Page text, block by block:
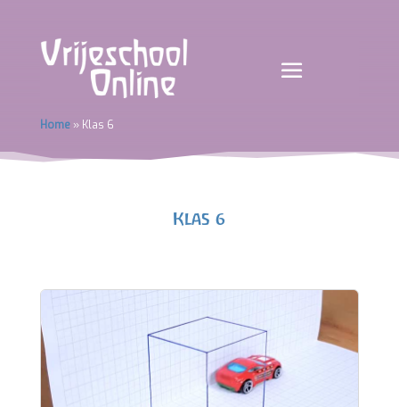
Home» Klas 6
Klas 6